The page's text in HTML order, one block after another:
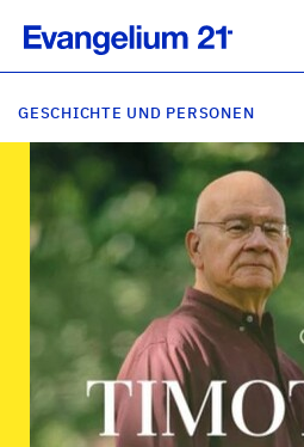
GESCHICHTE UND PERSONEN